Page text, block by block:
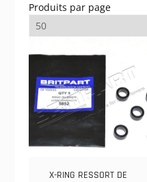
Produits par page
X-RING RESSORT DE